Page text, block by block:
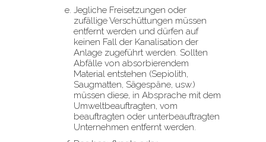
Jegliche Freisetzungen oder
zufällige Verschüttungen müssen
entfernt werden und dürfen auf
keinen Fall der Kanalisation der
Anlage zugeführt werden. Sollten
Abfälle von absorbierendem
Material entstehen (Sepiolith,
Saugmatten, Sägespäne, usw.)
müssen diese, in Absprache mit dem
Umweltbeauftragten, vom
beauftragten oder unterbeauftragten
Unternehmen entfernt werden.